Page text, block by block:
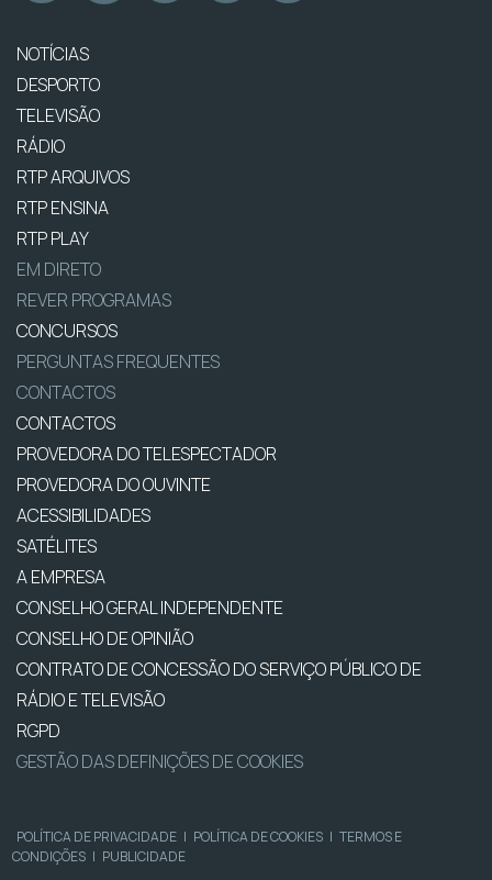
NOTÍCIAS
DESPORTO
TELEVISÃO
RÁDIO
RTP ARQUIVOS
RTP ENSINA
RTP PLAY
EM DIRETO
REVER PROGRAMAS
CONCURSOS
PERGUNTAS FREQUENTES
CONTACTOS
CONTACTOS
PROVEDORA DO TELESPECTADOR
PROVEDORA DO OUVINTE
ACESSIBILIDADES
SATÉLITES
A EMPRESA
CONSELHO GERAL INDEPENDENTE
CONSELHO DE OPINIÃO
CONTRATO DE CONCESSÃO DO SERVIÇO PÚBLICO DE
RÁDIO E TELEVISÃO
RGPD
GESTÃO DAS DEFINIÇÕES DE COOKIES
POLÍTICA DE PRIVACIDADE | POLÍTICA DE COOKIES | TERMOS E
CONDIÇÕES | PUBLICIDADE